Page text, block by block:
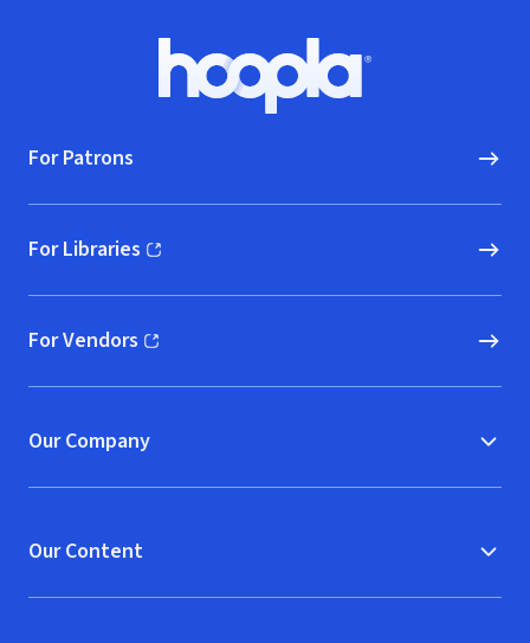
Hoopla logo, Go to homepage
For Patrons
For Libraries
(opens in new window)
For Vendors
(opens in new window)
Our Company
Our Content